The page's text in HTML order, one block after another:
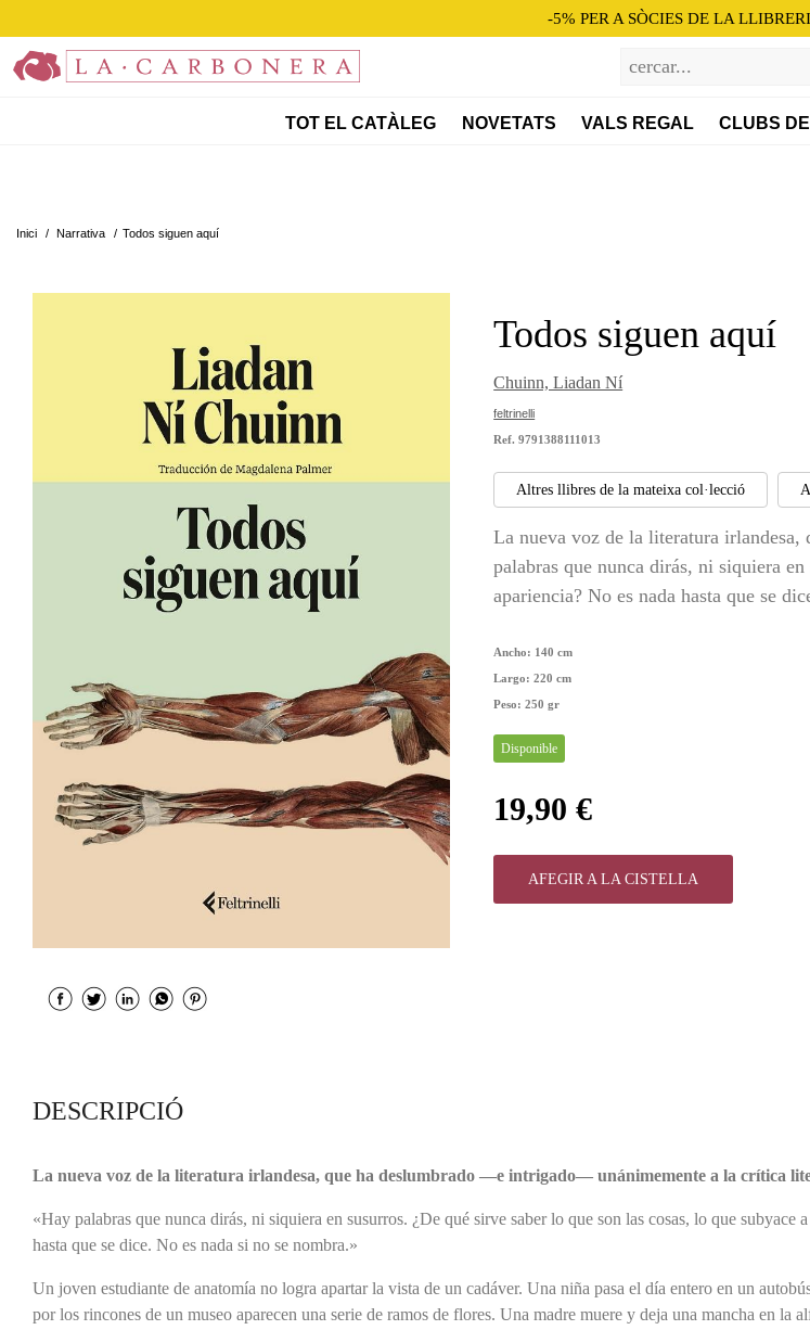
-5% PER A SÒCIES DE LA
TOT EL CATÀLEG NOVETATS VALS REGAL CLUBS
Inici / Narrativa / Todos siguen aquí
Todos siguen aquí
Chuinn, Liadan Ní
feltrinelli
Ref. 9791388111013
Altres llibres de la mateixa col·lecció
La nueva voz de la literatura
palabras que nunca dirás, ni siquiera
apariencia? No es nada hasta que se
Ancho: 140 cm
Largo:220 cm
Peso:250 gr
Disponible
19,90 €
AFEGIR A LA CISTELLA
DESCRIPCIÓ
La nueva voz de la literatura irlandesa, que ha deslumbrado —e intrigado— unánimemente a la crítica
«Hay palabras que nunca dirás, ni siquiera en susurros. ¿De qué sirve saber lo que son las cosas, lo que subyace
hasta que se dice. No es nada si no se nombra.»
Un joven estudiante de anatomía no logra apartar la vista de un cadáver. Una niña pasa el día entero en un
por los rincones de un museo aparecen una serie de ramos de flores. Una madre muere y deja una mancha en la